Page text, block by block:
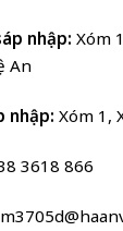
nhập: Xóm
An
nhập: Xóm 1,
3618 866